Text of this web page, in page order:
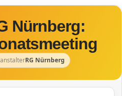
Nürnberg:
RG Nürnberg